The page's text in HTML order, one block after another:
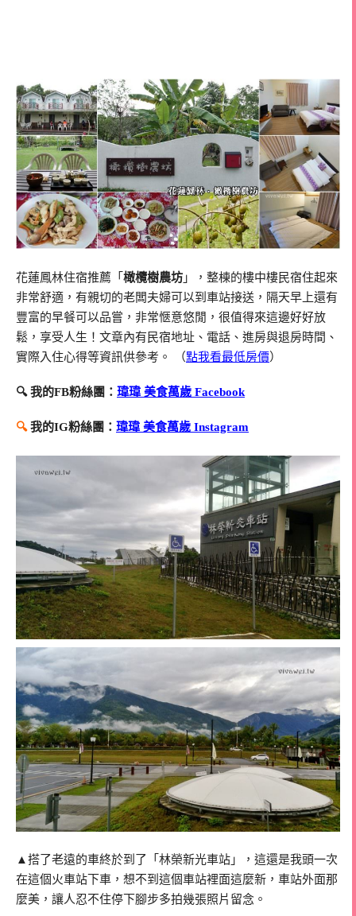
花蓮鳳林住宿推薦「 橄欖樹農坊 」，整棟的樓中樓民宿住起來
非常舒適，有親切的老闆夫婦可以到車站接送，隔天早上還有
豐富的早餐可以品嘗，非常愜意悠閒，很值得來這邊好好放
鬆，享受人生！文章內有民宿地址、電話、進房與退房時間、
實際入住心得等資訊供參考。 （點我看最低房價）
🔍 我的FB粉絲團： 瑋瑋 美食萬歲 Facebook
🔍我的IG粉絲團： 瑋瑋 美食萬歲 Instagram
▲搭了老遠的車終於到了「林榮新光車站」，這還是我頭一次
在這個火車站下車，想不到這個車站裡面這麼新，車站外面那
麼美，讓人忍不住停下腳步多拍幾張照片留念。